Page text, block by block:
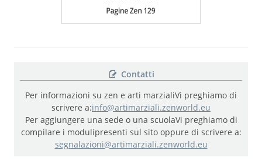
Contatti
Per informazioni su zen e arti marzialiVi preghiamo di
scrivere a:info@artimarziali.zenworld.eu
Per aggiungere una sede o una scuolaVi preghiamo di
compilare i modulipresenti sul sito oppure di scrivere a:
segnalazioni@artimarziali.zenworld.eu